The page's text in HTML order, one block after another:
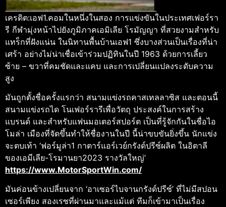
เครดิต:เอฟ1.คอมในหนึ่งในสอง การแข่งขันในประเทศเฟอร์รา
รี กีฬามุ่งหน้าไปยังภูมิภาคเอมิเลีย โรมัญญา ที่สวยงามสําหรับ
แทร็กที่ฝังแน่น ในนิทานพื้นบ้านเอฟ1 ซึ่งบางส่วนเป็นเรื่องที่น่า
เศร้า อย่างไม่น่าเชื่อเข้าร่วมปฏิทินในปี 1963 ด้วยการเลี้ยว
ซ้าย – ขวาที่คมชัดและแคบ และการเปลี่ยนแปลงระดับความ
สูง
มันถูกตั้งชื่อครั้งแรกว่า สนามแข่งรถคาสเทลลาซิส และตอนนี้
สนามแข่งรถได โนเฟอร์รารีเพื่อวัตถุ ประสงค์ในการสร้าง
แบรนด์ และสําหรับแฟนมอเตอร์สปอร์ต เป็นที่รู้จักกันในชื่อไอ
โมล่า เมืองที่จัดขึ้นทําให้ชื่องานในปี นี้น่าขบขันยิ่งขึ้น นักแข่ง
จะตบเท้า ‘ฟอร์มูล่า1 กาตาร์แอร์เวย์กรังด์ปรีซ์ผลิต ในอิตาลี
ของเอมีเลีย-โรมานยา2023 รางวัลใหญ่’
https://www.MotorSportWin.com/
มันค่อนข้างเปลี่ยนจาก ‘อาเซอร์ไบจานกรังด์ปรีซ์’ ที่ไม่มีสปอน
เซอร์เพียง สองเรซที่ผ่านมาและแม้แต่ ทีมก็เข้ามาเป็นเรื่อง